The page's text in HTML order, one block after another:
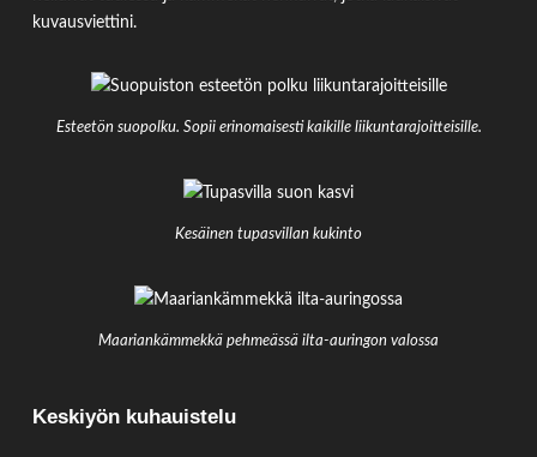
kuvausviettini.
Esteetön suopolku. Sopii erinomaisesti kaikille liikuntarajoitteisille.
Kesäinen tupasvillan kukinto
Maariankämmekkä pehmeässä ilta-auringon valossa
Keskiyön kuhauistelu